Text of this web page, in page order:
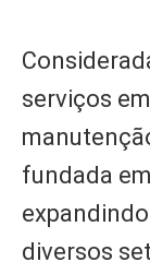
serviços
fundada
diversos